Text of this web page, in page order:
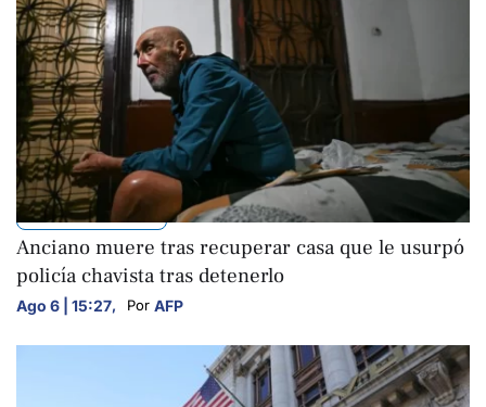
INTERNACIONALES
Anciano muere tras recuperar casa que le usurpó
policía chavista tras detenerlo
Ago 6 | 15:27, Por AFP